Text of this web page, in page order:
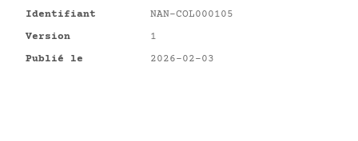
Identifiant
NAN-COL000105
Version
1
Publié le
2026-02-03